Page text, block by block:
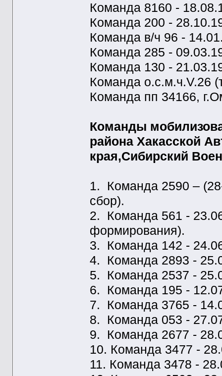
Команда 8160 -
Команда 200 -
Команда в/ч 96 -
Команда 285 -
Команда 130 -
Команда о.с.м.ч.V.26
Команда пп 34166,
Команды
района Хакасской
края,Сибирский
1. Команда 2590 –
сбор).
2. Команда 561 -
формирования).
3. Команда 142 -
4. Команда 2893 -
5. Команда 2537 -
6. Команда 195 -
7. Команда 3765 -
8. Команда 053 -
9. Команда 2677 -
10. Команда 3477 -
11. Команда 3478 -